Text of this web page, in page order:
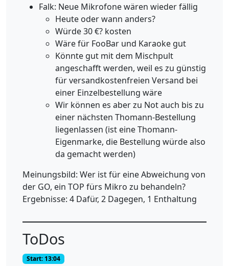
Falk: Neue Mikrofone wären wieder fällig
Heute oder wann anders?
Würde 30 €? kosten
Wäre für FooBar und Karaoke gut
Könnte gut mit dem Mischpult
angeschafft werden, weil es zu günstig
für versandkostenfreien Versand bei
einer Einzelbestellung wäre
Wir können es aber zu Not auch bis zu
einer nächsten Thomann-Bestellung
liegenlassen (ist eine Thomann-
Eigenmarke, die Bestellung würde also
da gemacht werden)
Meinungsbild: Wer ist für eine Abweichung von
der GO, ein TOP fürs Mikro zu behandeln?
Ergebnisse: 4 Dafür, 2 Dagegen, 1 Enthaltung
ToDos
Start: 13:04